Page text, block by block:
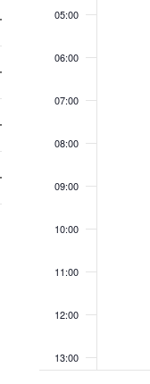
Open filter
Open filter
Open filter
Open filter
05:00
06:00
07:00
08:00
09:00
10:00
11:00
12:00
13:00